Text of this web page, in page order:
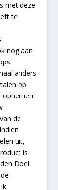
met deze
te
nog aan
anders
op
opnemen
de
uit,
is
Doel: